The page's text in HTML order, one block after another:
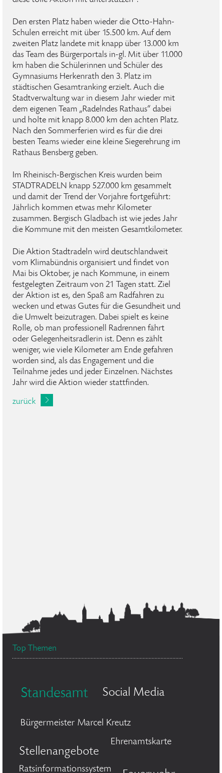
Den ersten Platz haben wieder die Otto-Hahn-
Schulen erreicht mit über 15.500 km. Auf dem
zweiten Platz landete mit knapp über 13.000 km
das Team des Bürgerportals in-gl. Mit über 11.000
km haben die Schülerinnen und Schüler des
Gymnasiums Herkenrath den 3. Platz im
städtischen Gesamtranking erzielt. Auch die
Stadtverwaltung war in diesem Jahr wieder mit
dem eigenen Team „Radelndes Rathaus“ dabei
und holte mit knapp 8.000 km den achten Platz.
Nach den Sommerferien wird es für die drei
besten Teams wieder eine kleine Siegerehrung im
Rathaus Bensberg geben.
Im Rheinisch-Bergischen Kreis wurden beim
STADTRADELN knapp 527.000 km gesammelt
und damit der Trend der Vorjahre fortgeführt:
Jährlich kommen etwas mehr Kilometer
zusammen. Bergisch Gladbach ist wie jedes Jahr
die Kommune mit den meisten Gesamtkilometer.
Die Aktion Stadtradeln wird deutschlandweit
vom Klimabündnis organisiert und findet von
Mai bis Oktober, je nach Kommune, in einem
festgelegten Zeitraum von 21 Tagen statt. Ziel
der Aktion ist es, den Spaß am Radfahren zu
wecken und etwas Gutes für die Gesundheit und
die Umwelt beizutragen. Dabei spielt es keine
Rolle, ob man professionell Radrennen fährt
oder Gelegenheitsradlerin ist. Denn es zählt
weniger, wie viele Kilometer am Ende gefahren
worden sind, als das Engagement und die
Teilnahme jedes und jeder Einzelnen. Nächstes
Jahr wird die Aktion wieder stattfinden.
zurück
Top Themen
Standesamt Social Media
Bürgermeister Marcel Kreutz
Stellenangebote
Ehrenamtskarte
Ratsinformationssystem